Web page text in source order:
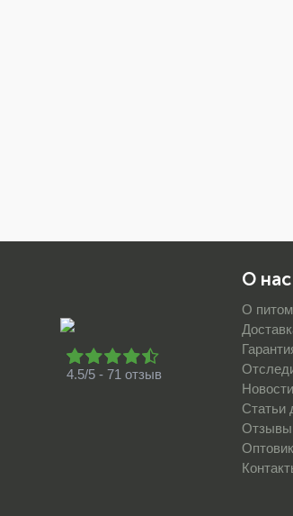
4.5/5 - 71 отзыв
О нас
О
Новости
Статьи
Отзывы